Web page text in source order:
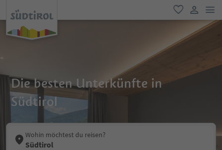
favorit
user link
Die besten Unterkünfte in
Südtirol
Wohin möchtest du reisen?
Südtirol